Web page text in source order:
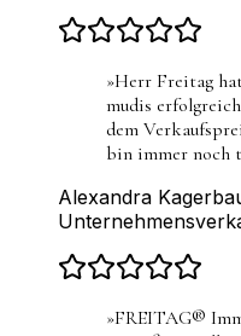
»Herr Freitag
mudis
dem
bin immer noch
Alexandra
»FREITAG®